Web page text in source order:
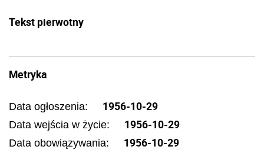
Tekst pierwotny
Metryka
Data ogłoszenia: 1956-10-29
Data wejścia w życie: 1956-10-29
Data obowiązywania: 1956-10-29